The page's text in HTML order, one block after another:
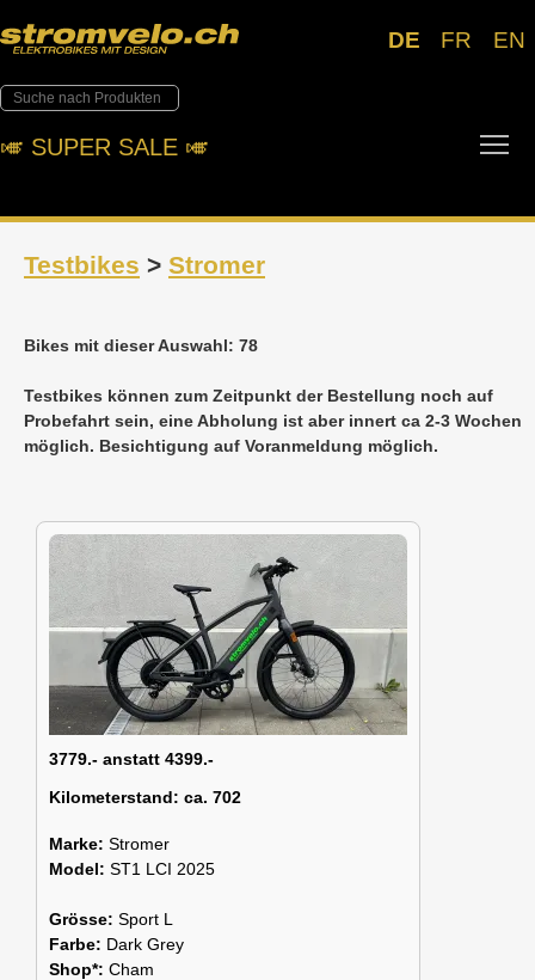
DE FR EN
🎺︎ SUPER SALE 🎺︎
Testbikes > Stromer
Bikes mit dieser Auswahl: 78
Testbikes können zum Zeitpunkt der Bestellung noch auf
Probefahrt sein, eine Abholung ist aber innert ca 2-3 Wochen
möglich. Besichtigung auf Voranmeldung möglich.
3779.- anstatt 4399.-
Kilometerstand: ca. 702
Marke: Stromer
Model: ST1 LCI 2025
Grösse: Sport L
Farbe: Dark Grey
Shop*: Cham